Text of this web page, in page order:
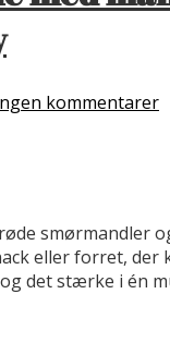
kommentarer
smørmandler
eller forret, der
det stærke i én